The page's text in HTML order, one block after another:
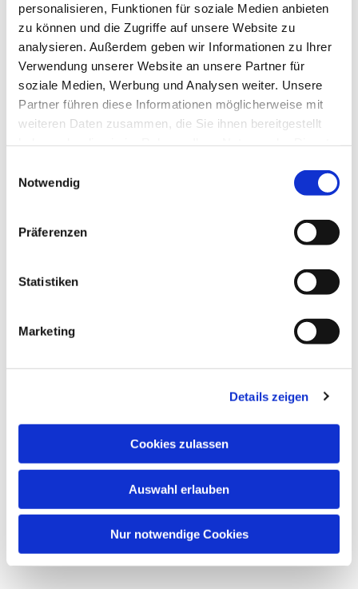
personalisieren, Funktionen für soziale Medien anbieten
zu können und die Zugriffe auf unsere Website zu
analysieren. Außerdem geben wir Informationen zu Ihrer
Verwendung unserer Website an unsere Partner für
soziale Medien, Werbung und Analysen weiter. Unsere
Partner führen diese Informationen möglicherweise mit
weiteren Daten zusammen, die Sie ihnen bereitgestellt
Notwendig
Präferenzen
Statistiken
Marketing
Details zeigen
Cookies zulassen
Auswahl erlauben
Nur notwendige Cookies
Sonntag, 16. August 2026, 11:30
Uhr
St. Peter und Paul, Kirchstr. 70,
44627 Herne
++ Ehel. Wilhelm u. Maria Stein